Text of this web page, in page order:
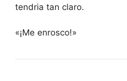
tendria tan claro.
«¡Me enrosco!»